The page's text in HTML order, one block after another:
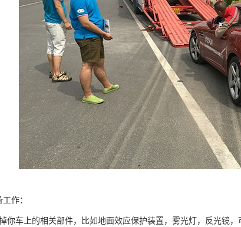
作：
你车上的相关部件，比如地面效应保护装置，雾光灯，反光镜